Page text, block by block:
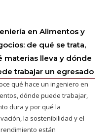
en Alimentos y
de qué se trata,
materias lleva y dónde
trabajar un egresado
qué hace un ingeniero en
dónde puede trabajar,
dura y por qué la
la sostenibilidad y el
están